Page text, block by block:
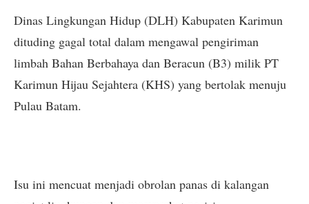
Dinas Lingkungan Hidup (DLH) Kabupaten Karimun
dituding gagal total dalam mengawal pengiriman
limbah Bahan Berbahaya dan Beracun (B3) milik PT
Karimun Hijau Sejahtera (KHS) yang bertolak menuju
Pulau Batam.
​Isu ini mencuat menjadi obrolan panas di kalangan